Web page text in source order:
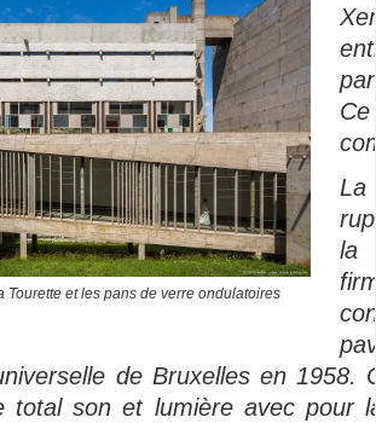
Tourette et les pans de verre ondulatoires
La
la
de Bruxelles en 1958.
total son et lumière avec pour